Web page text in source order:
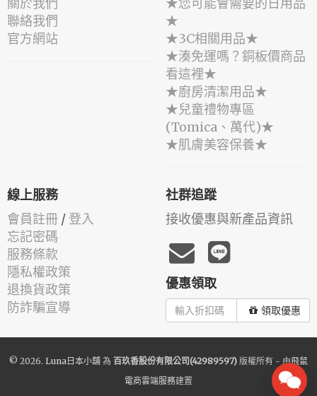
聯絡我們
官方網站
★
★3C相關用品★
★湊免運嗎？銅板價商品
看這裡★
★廚房清潔用品★
★兒童禮物專區
(Tomica、萬代)★
★肌膚美容保養★
線上服務
會員註冊 / 登入
忘記密碼
服務條款
隱私權政策
退換貨政策
防詐騙宣導
社群追蹤
接收優惠與新產品資訊
優惠領取
領取優惠
© 2026. Luna日本小舖 為 百玖香股份有限公司(42989597) 版權所有 - 由飛鼠
電商雲端服務建置